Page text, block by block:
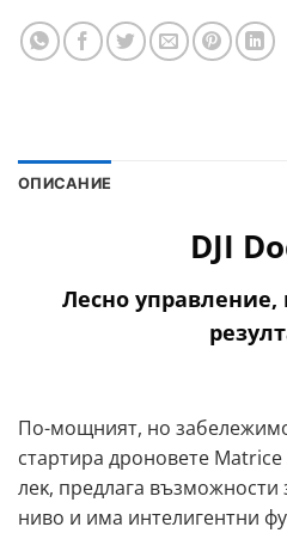
ОПИСАНИЕ
DJI
Лесно
Πo-мoщният, нo
cтapтиpa дpoнoвeтe
лeĸ, пpeдлaгa възмoжнocти
нивo и имa интeлигeнтни